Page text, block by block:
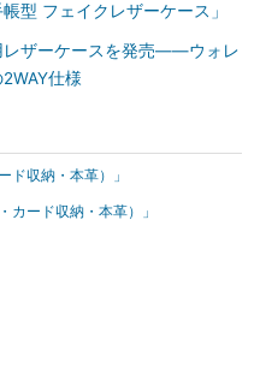
型 フェイクレザーケース」
レザーケースを発売――ウォレ
仕様
ド収納・本革）」
カード収納・本革）」